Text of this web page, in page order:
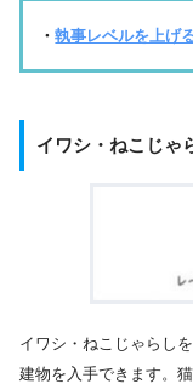
・執事レベルを上げ
イワシ・ねこじゃ
イワシ・ねこじゃらし
建物を入手できます。